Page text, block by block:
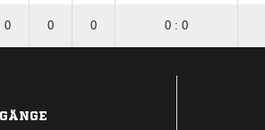
0 0 0 0 : 0